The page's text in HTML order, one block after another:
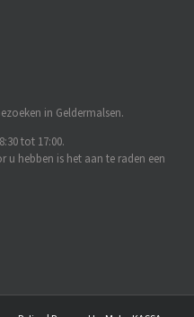
in Geldermalsen.
tot 17:00.
u hebben is het aan te raden een